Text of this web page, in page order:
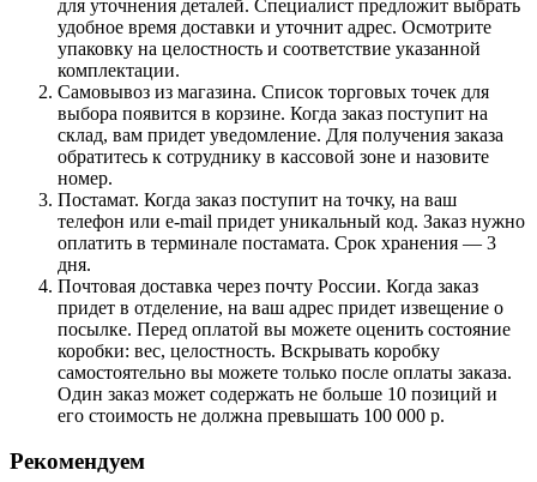
для уточнения деталей. Специалист предложит выбрать
удобное время доставки и уточнит адрес. Осмотрите
упаковку на целостность и соответствие указанной
комплектации.
Самовывоз из магазина. Список торговых точек для
выбора появится в корзине. Когда заказ поступит на
склад, вам придет уведомление. Для получения заказа
обратитесь к сотруднику в кассовой зоне и назовите
номер.
Постамат. Когда заказ поступит на точку, на ваш
телефон или e-mail придет уникальный код. Заказ нужно
оплатить в терминале постамата. Срок хранения — 3
дня.
Почтовая доставка через почту России. Когда заказ
придет в отделение, на ваш адрес придет извещение о
посылке. Перед оплатой вы можете оценить состояние
коробки: вес, целостность. Вскрывать коробку
самостоятельно вы можете только после оплаты заказа.
Один заказ может содержать не больше 10 позиций и
его стоимость не должна превышать 100 000 р.
Рекомендуем